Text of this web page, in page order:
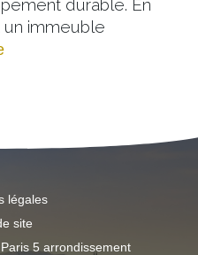
durable. En
immeuble
légales
site
5 arrondissement